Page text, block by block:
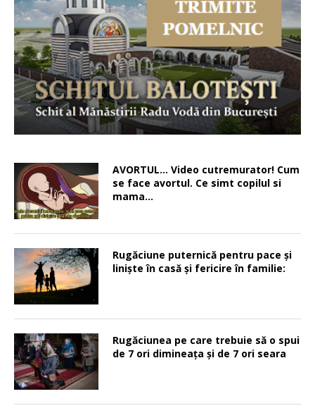
AVORTUL… Video cutremurator! Cum
se face avortul. Ce simt copilul si
mama…
Rugăciune puternică pentru pace şi
linişte în casă şi fericire în familie:
Rugăciunea pe care trebuie să o spui
de 7 ori dimineața și de 7 ori seara